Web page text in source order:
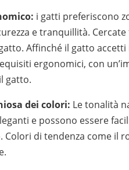
i gatti preferiscono
e tranquillità.
Affinché il gatto
ergonomici, con
gatto.
dei colori: Le tonalità
e possono essere
Colori di tendenza come il